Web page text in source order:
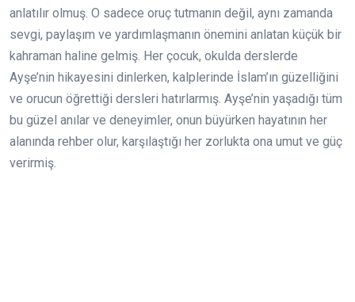
anlatılır olmuş. O sadece oruç tutmanın değil, aynı zamanda
sevgi, paylaşım ve yardımlaşmanın önemini anlatan küçük bir
kahraman haline gelmiş. Her çocuk, okulda derslerde
Ayşe’nin hikayesini dinlerken, kalplerinde İslam’ın güzelliğini
ve orucun öğrettiği dersleri hatırlarmış. Ayşe’nin yaşadığı tüm
bu güzel anılar ve deneyimler, onun büyürken hayatının her
alanında rehber olur, karşılaştığı her zorlukta ona umut ve güç
verirmiş.